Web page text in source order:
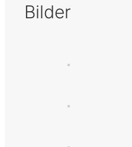
Bilder